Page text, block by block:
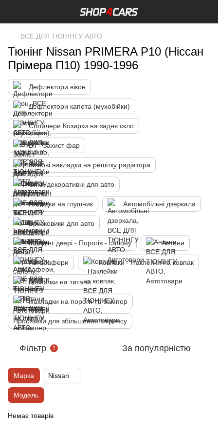
ВСЕ ДЛЯ ТЮНІНГУ АВТО
Тюнінг Nissan PRIMERA P10 (Ніссан
Прімера П10) 1990-1996
Дефлектори вікон
Дефлектори капота (мухобійки)
Спойлери Козирки на заднє скло
Вії - Захист фар
Зимові накладки на решітку радіатора
Сітки декоративні для авто
Насадки на глушник Автомобільні дзеркала
Бризковики для авто
Молдінг двері - Порогів - салону Антени
Автобафери Ковпаки - Наклейки на ковпак
Ковпачки на титани
Накладки на пороги та бампер
Проставки для збільшення кліренсу
Фільтр 2 За популярністю
Марка Nissan
Модель
Немає товарів